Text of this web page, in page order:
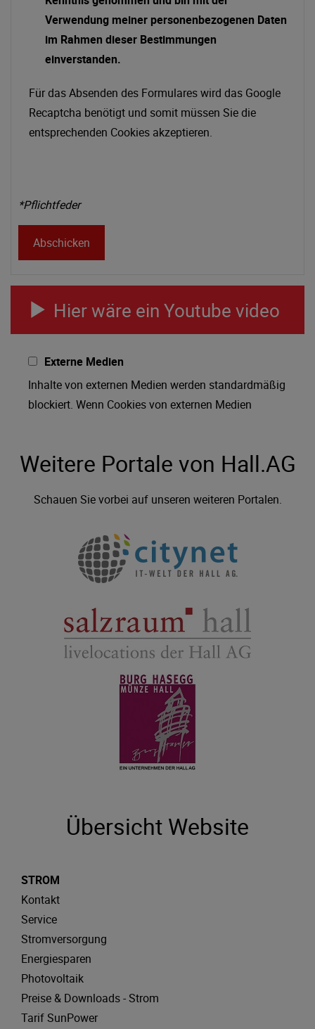
Verwendung meiner personenbezogenen Daten
im Rahmen dieser Bestimmungen
einverstanden.
Für das Absenden des Formulares wird das Google
Recaptcha benötigt und somit müssen Sie die
entsprechenden Cookies akzeptieren.
*Pflichtfeder
Abschicken
Hier wäre ein Youtube video
Externe Medien
Inhalte von externen Medien werden standardmäßig
blockiert. Wenn Cookies von externen Medien
Weitere Portale von Hall.AG
Schauen Sie vorbei auf unseren weiteren Portalen.
Übersicht Website
STROM
Kontakt
Service
Stromversorgung
Energiesparen
Photovoltaik
Preise & Downloads - Strom
Tarif SunPower